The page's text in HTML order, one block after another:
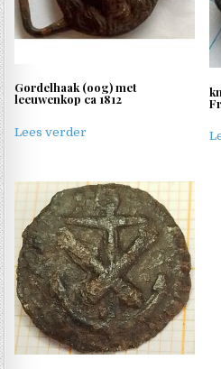
Gordelhaak (oog) met
leeuwenkop ca 1812
Lees verder